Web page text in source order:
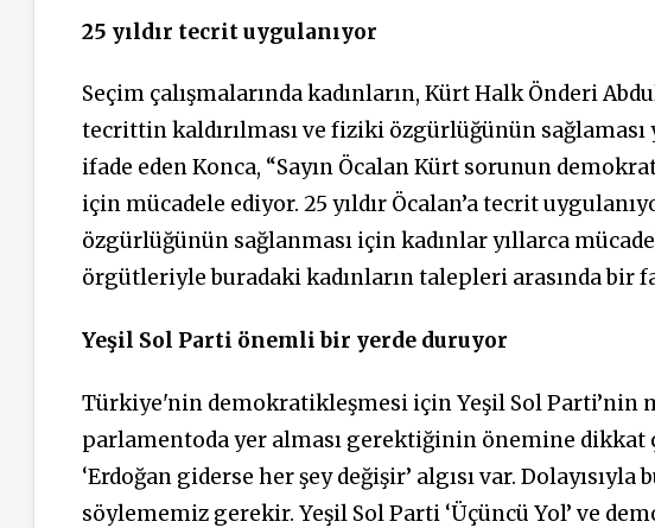
25 yıldır tecrit uygulanıyor
Seçim çalışmalarında kadınların, Kürt Halk Önderi
tecrittin kaldırılması ve fiziki özgürlüğünün
ifade eden Konca, “Sayın Öcalan Kürt sorunun
için mücadele ediyor. 25 yıldır Öcalan’a tecrit
özgürlüğünün sağlanması için kadınlar yıllarca
örgütleriyle buradaki kadınların talepleri arasında bir
Yeşil Sol Parti önemli bir yerde duruyor
Türkiye'nin demokratikleşmesi için Yeşil Sol Parti’nin
parlamentoda yer alması gerektiğinin önemine dikkat
‘Erdoğan giderse her şey değişir’ algısı var.
söylememiz gerekir. Yeşil Sol Parti ‘Üçüncü Yol’ ve